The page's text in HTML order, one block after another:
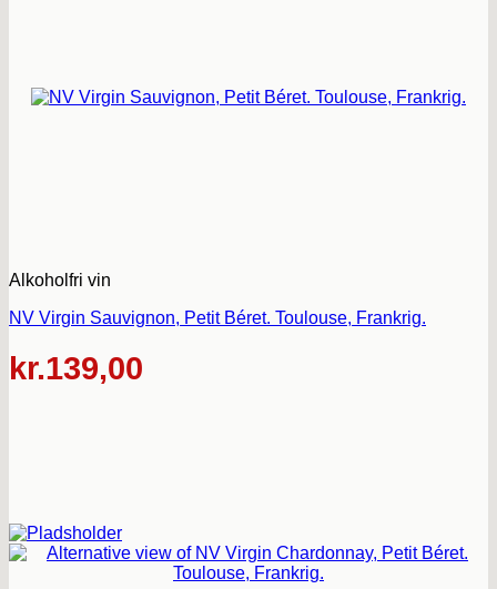
Alkoholfri vin
NV Virgin Sauvignon, Petit Béret. Toulouse, Frankrig.
kr.139,00